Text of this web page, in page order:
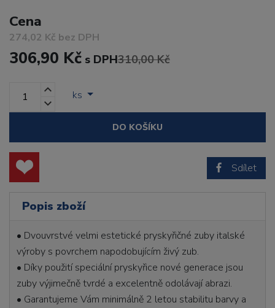
Cena
274,02 Kč bez DPH
306,90 Kč s DPH310,00 Kč
ks
DO KOŠÍKU
Sdílet
Popis zboží
• Dvouvrstvé velmi estetické pryskyřičné zuby italské
výroby s povrchem napodobujícím živý zub.
• Díky použití speciální pryskyřice nové generace jsou
zuby výjimečně tvrdé a excelentně odolávají abrazi.
• Garantujeme Vám minimálně 2 letou stabilitu barvy a